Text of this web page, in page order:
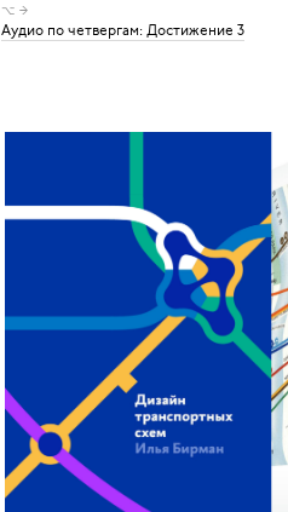
⌥ →
Аудио по четвергам: Достижение 3